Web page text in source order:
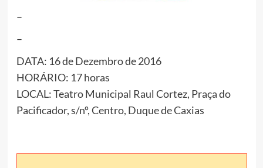
–
–
DATA: 16 de Dezembro de 2016
HORÁRIO: 17 horas
LOCAL: Teatro Municipal Raul Cortez, Praça do
Pacificador, s/nº, Centro, Duque de Caxias